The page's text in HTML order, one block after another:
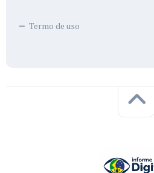
Termo de uso